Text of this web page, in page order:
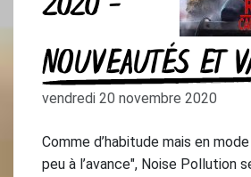
NOUVEAUTÉS ET
vendredi 20 novembre 2020
Comme d’habitude mais en
peu à l’avance", Noise Pollution